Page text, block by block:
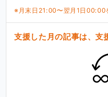
※月末日21:00〜翌月1日00:00
支援した月の記事は、支